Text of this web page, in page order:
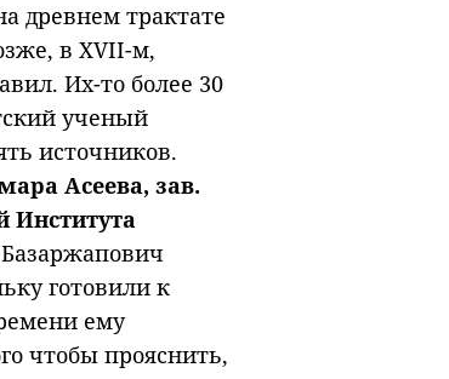
древнем трактате
в XVII-м,
Их-то более 30
ученый
источников.
Асеева, зав.
Института
готовили к
ему
чтобы прояснить,